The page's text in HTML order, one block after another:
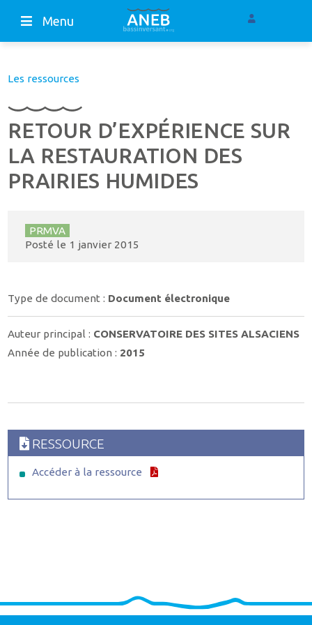
Menu
Les ressources
RETOUR D’EXPÉRIENCE SUR
LA RESTAURATION DES
PRAIRIES HUMIDES
PRMVA
Posté le 1 janvier 2015
Type de document : Document électronique
Auteur principal : CONSERVATOIRE DES SITES ALSACIENS
Année de publication : 2015
RESSOURCE
Accéder à la ressource